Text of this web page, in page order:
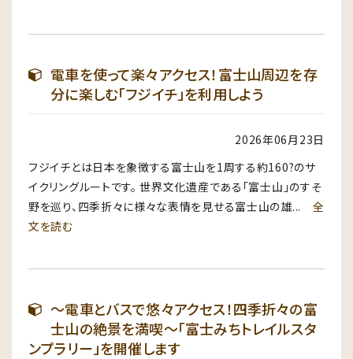
電車を使って楽々アクセス！富士山周辺を存
分に楽しむ「フジイチ」を利用しよう
2026年06月23日
フジイチとは日本を象徴する富士山を1周する約160?のサ
イクリングルートです。 世界文化遺産である「富士山」のすそ
野を巡り、四季折々に様々な表情を見せる富士山の雄... 全
文を読む
～電車とバスで悠々アクセス！四季折々の富
士山の絶景を満喫～「富士みちトレイルスタ
ンプラリー」を開催します